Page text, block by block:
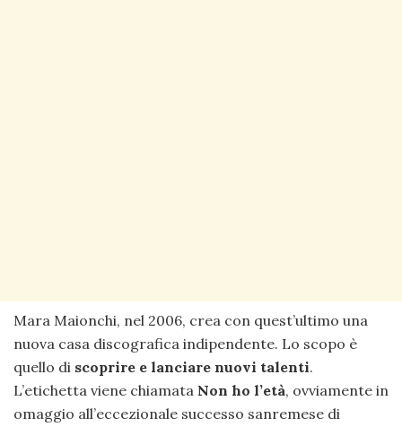
Mara Maionchi, nel 2006, crea con quest’ultimo una
nuova casa discografica indipendente. Lo scopo è
quello di scoprire e lanciare nuovi talenti.
L’etichetta viene chiamata Non ho l’età, ovviamente in
omaggio all’eccezionale successo sanremese di